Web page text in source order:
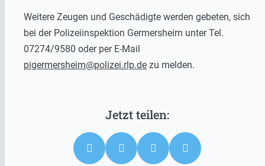
Weitere Zeugen und Geschädigte werden gebeten, sich
bei der Polizeiinspektion Germersheim unter Tel.
07274/9580 oder per E-Mail
pigermersheim@polizei.rlp.de zu melden.